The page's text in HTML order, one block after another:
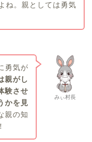
ね。親としては勇気
みぃ村長
勇気が
親がし
験させ
かを見
親の知